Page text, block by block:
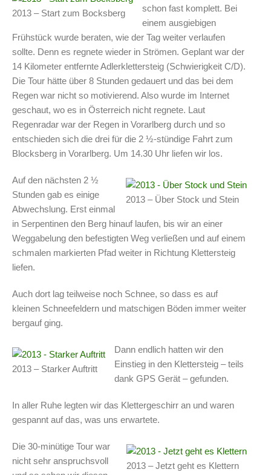
2013 – Start zum Bocksberg
schon fast komplett. Bei
einem ausgiebigen
Frühstück wurde beraten, wie der Tag weiter verlaufen
sollte. Denn es regnete wieder in Strömen. Geplant war der
14 Kilometer entfernte Adlerklettersteig (Schwierigkeit C/D).
Die Tour hätte über 8 Stunden gedauert und das bei dem
Regen war nicht so motivierend. Also wurde im Internet
geschaut, wo es in Österreich nicht regnete. Laut
Regenradar war der Regen in Vorarlberg durch und so
entschieden sich die drei für die 2 ½-stündige Fahrt zum
Blocksberg in Vorarlberg. Um 14.30 Uhr liefen wir los.
2013 – Über Stock und Stein
Auf den nächsten 2 ½
Stunden gab es einige
Abwechslung. Erst einmal
in Serpentinen den Berg hinauf laufen, bis wir an einer
Weggabelung den befestigten Weg verließen und auf einem
schmalen markierten Pfad weiter in Richtung Klettersteig
liefen.
Auch dort lag teilweise noch Schnee, so dass es auf
kleinen Schneefeldern und matschigen Böden immer weiter
bergauf ging.
2013 – Starker Auftritt
Dann endlich hatten wir den
Einstieg in den Klettersteig – teils
dank GPS Gerät – gefunden.
In aller Ruhe legten wir das Klettergeschirr an und waren
gespannt auf das, was uns erwartete.
2013 – Jetzt geht es Klettern
Die 30-minütige Tour war
nicht sehr anspruchsvoll